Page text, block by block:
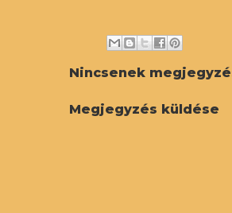
Nincsenek
Megjegyzés küldése